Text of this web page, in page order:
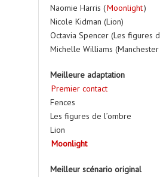
Naomie Harris (Moonlight)
Nicole Kidman (Lion)
Octavia Spencer (Les figures
Michelle Williams
Meilleure adaptation
Premier contact
Fences
Les figures de l’ombre
Lion
Moonlight
Meilleur scénario original